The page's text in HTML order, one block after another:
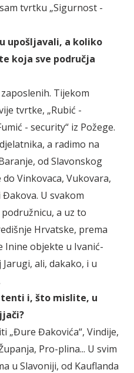
tvrtku „Sigurnost -
upošljavali, a koliko
koja sve područja
Tijekom
tvrtke, „Rubić -
- security“ iz Požege.
a radimo na
od Slavonskog
Vinkovaca, Vukovara,
U svakom
a uz to
Hrvatske, prema
Inine objekte u Ivanić-
ali, dakako, i u
i, što mislite, u
„Đure Đakovića“, Vindije,
Pro-plina... U svim
u Slavoniji, od Kauflanda